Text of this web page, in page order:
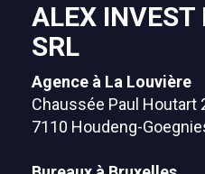
ALEX INVEST
SRL
Agence à La Louvière
Chaussée Paul Houtart
7110 Houdeng-